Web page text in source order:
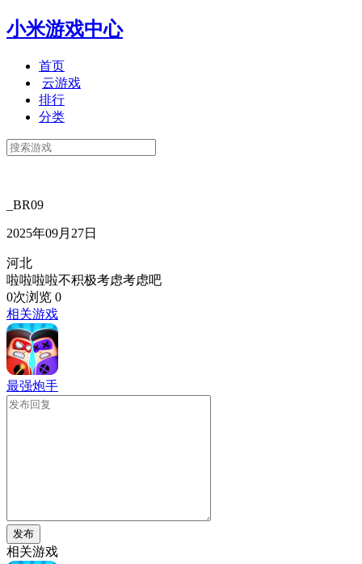
小米游戏中心
首页
云游戏
排行
分类
_BR09
2025年09月27日
河北
啦啦啦啦不积极考虑考虑吧
0次浏览 0
相关游戏
最强炮手
发布
相关游戏